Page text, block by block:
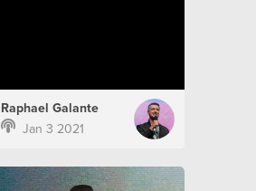
Raphael Galante
Jan 3 2021